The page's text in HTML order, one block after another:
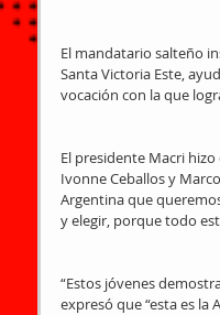
El mandatario salteño
Santa Victoria Este,
vocación con la que
El presidente Macri
Ivonne Ceballos y
Argentina que
y elegir, porque todo
“Estos jóvenes
expresó que “esta es